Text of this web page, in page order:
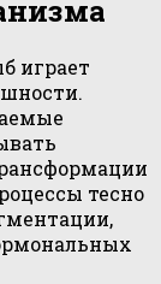
играет
тесно